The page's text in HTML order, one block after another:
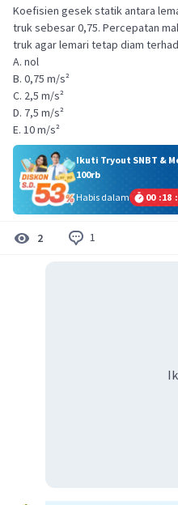
Koefisien gesek statik antara
truk sebesar 0,75. Percepatan
truk agar lemari tetap diam
A. nol
B. 0,75 m/s²
C. 2,5 m/s²
D. 7,5 m/s²
E. 10 m/s²
Ikuti Tryout SNBT &
100rb
Habis dalam
00 :18 :
2 1